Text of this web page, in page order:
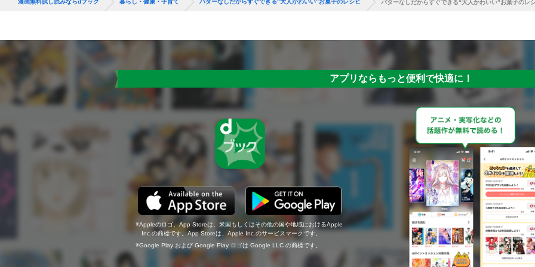
漫画無料試し読みならdブック 暮らし・健康・子育て バターなしだからすぐできる“大人かわいい”お菓子のレシピ バターなしだからすぐできる“大人かわいい”お菓子のレ
アプリならもっと便利で快適に！
Appleのロゴ、App Storeは、米国もしくはその他の国や地域におけるApple
Inc.の商標です。App Storeは、Apple Inc.のサービスマークです。
Google Play および Google Play ロゴは Google LLC の商標です。